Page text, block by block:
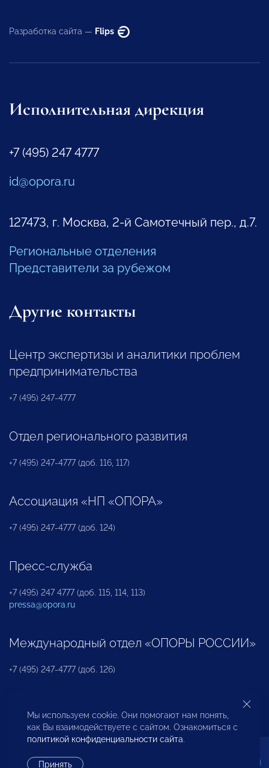
Разработка сайта — Flips
Исполнительная дирекция
+7 (495) 247 4777
id@opora.ru
127473, г. Москва, 2-й Самотечный пер., д.7.
Региональные отделения
Представители за рубежом
Другие контакты
Центр экспертизы и аналитики проблем
предпринимательства
+7 (495) 247-4777
Отдел регионального развития
+7 (495) 247-4777 (доб. 116, 117)
Ассоциация «НП «ОПОРА»
+7 (495) 247-4777 (доб. 124)
Пресс-служба
+7 (495) 247 4777 (доб. 115, 114, 113)
pressa@opora.ru
Международный отдел «ОПОРЫ РОССИИ»
+7 (495) 247-4777 (доб. 126)
Бюро по защите прав предпринимателей и
инвесторов
Мы используем cookie. Они помогают нам понять,
как Вы взаимодействуете с сайтом. Ознакомиться с
политикой конфиденциальности сайта.
Принять